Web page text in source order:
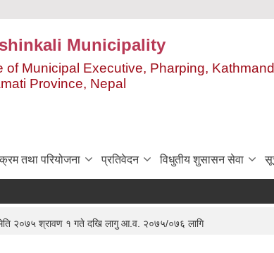
Municipality
of Municipal Executive, Pharping,
Province, Nepal
तथा परियोजना प्रतिवेदन विधुतीय शुसासन सेवा
२०७५ श्रावण १ गते दखि लागु आ.व. २०७५/०७६ लागि​